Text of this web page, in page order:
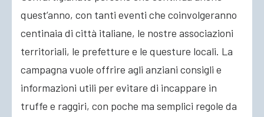
quest’anno, con tanti eventi che coinvolgeranno
centinaia di città italiane, le nostre associazioni
territoriali, le prefetture e le questure locali. La
campagna vuole offrire agli anziani consigli e
informazioni utili per evitare di incappare in
truffe e raggiri, con poche ma semplici regole da